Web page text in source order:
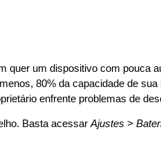
quer um dispositivo com pouca
80% da capacidade de
enfrente problemas de
Basta acessar Ajustes >